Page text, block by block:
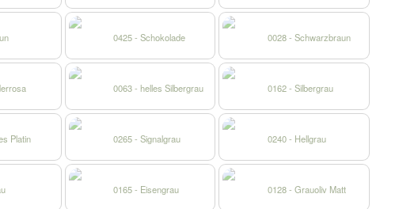
0425 - Schokolade 0028 - Schwarzbraun
0063 - helles Silbergrau 0162 - Silbergrau
Platin 0265 - Signalgrau 0240 - Hellgrau
0165 - Eisengrau 0128 - Grauoliv Matt